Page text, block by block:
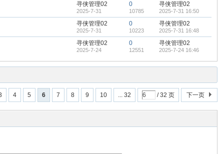
寻侠管理02
2025-7-31
0
10785
寻侠管理02
2025-7-31 16:50
寻侠管理02
2025-7-31
0
10223
寻侠管理02
2025-7-31 16:48
寻侠管理02
2025-7-24
0
12551
寻侠管理02
2025-7-24 16:46
4 5 6 7 8 9 10 ... 32 / 32 页 下一页